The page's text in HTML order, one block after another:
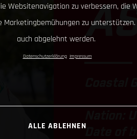
Coastal
Date of
Websitenavigation zu verbessern, die
Marketingbemühungen zu unterstützen.
auch abgelehnt werden.
Datenschutzerklärung Impressum
ALLE ABLEHNEN